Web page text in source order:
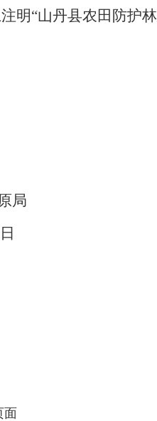
明“山丹县农田防护林
日
面